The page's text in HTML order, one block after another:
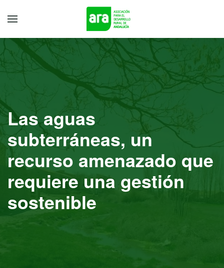
Las aguas
subterráneas, un
recurso amenazado que
requiere una gestión
sostenible